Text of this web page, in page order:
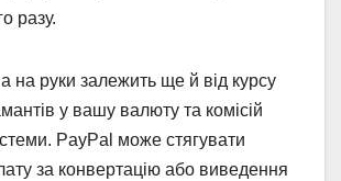
разу.
на руки залежить ще й від курсу
у вашу валюту та комісій
PayPal може стягувати
за конвертацію або виведення